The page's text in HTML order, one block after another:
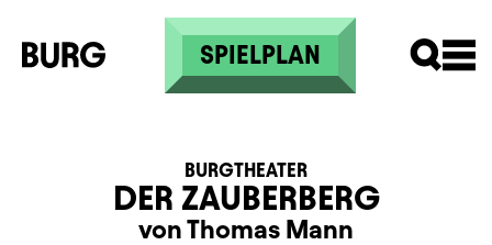
Skip to main content
SPIELPLAN
DER ZAUBERBERG
BURGTHEATER
von Thomas Mann